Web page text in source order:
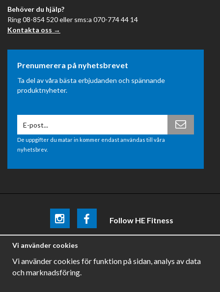
Behöver du hjälp?
Ring 08-854 520 eller sms:a 070-774 44 14
Kontakta oss →
Prenumerera på nyhetsbrevet
Ta del av våra bästa erbjudanden och spännande
produktnyheter.
De uppgifter du matar in kommer endast användas till våra
nyhetsbrev.
Follow HE Fitness
Be the firstto know aboutpromotions, news and training
Vi använder cookies
Vi använder cookies för funktion på sidan, analys av data
och marknadsföring.